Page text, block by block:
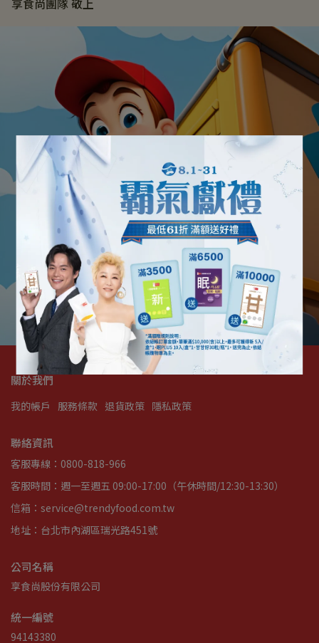
享食尚團隊 敬上
關於我們
我的帳戶 服務條款 退貨政策 隱私政策
聯絡資訊
客服專線：0800-818-966
客服時間：週一至週五 09:00-17:00（午休時間/12:30-13:30）
信箱：service@trendyfood.com.tw
地址：台北市內湖區瑞光路451號
公司名稱
享食尚股份有限公司
統一編號
94143380